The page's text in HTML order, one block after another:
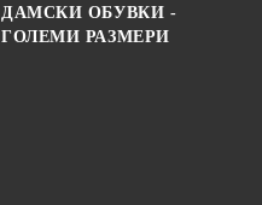
ДАМСКИ ОБУВКИ -
ГОЛЕМИ РАЗМЕРИ